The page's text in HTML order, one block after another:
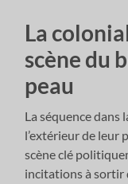
La
scène du
peau
La séquence dans
l’extérieur de leur
scène clé
incitations à sortir